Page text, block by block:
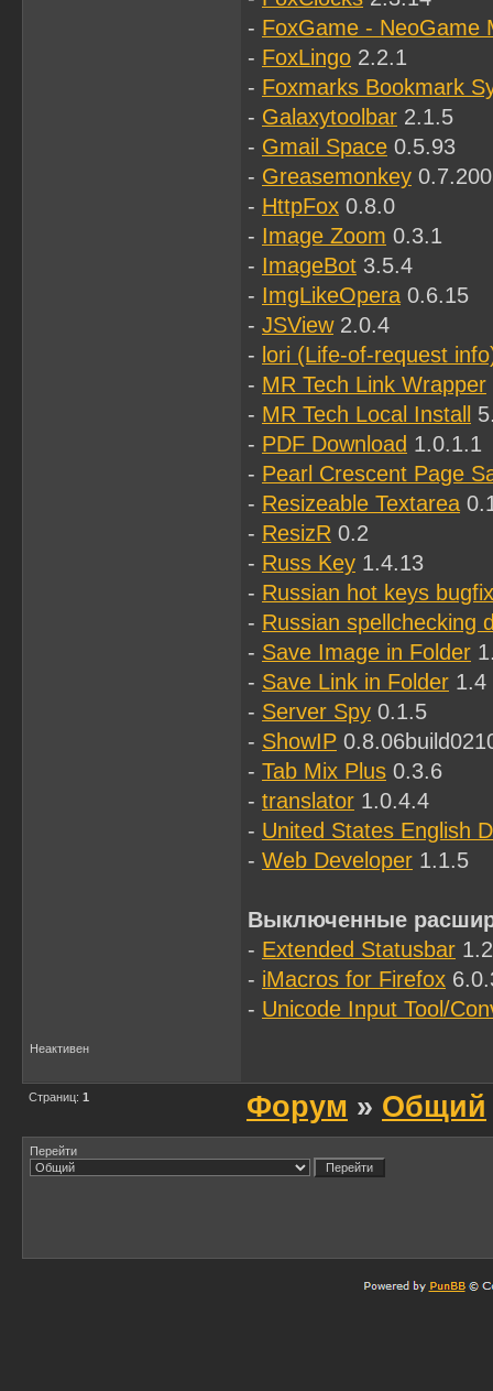
- FoxGame - NeoGame
- FoxLingo 2.2.1
- Foxmarks Bookmark
- Galaxytoolbar 2.1.5
- Gmail Space 0.5.93
- Greasemonkey
- HttpFox 0.8.0
- Image Zoom 0.3.1
- ImageBot 3.5.4
- ImgLikeOpera 0.6.15
- JSView2.0.4
- lori (Life-of-request
- MR Tech Link Wrapper
- MR Tech Local Install
- PDF Download 1.0.1.1
- Pearl Crescent Page
- Resizeable Textarea
- ResizR 0.2
- Russ Key 1.4.13
- Russian hot keys bugfix
- Russian spellchecking
- Save Image in Folder
- Save Link in Folder 1.4
- Server Spy 0.1.5
- ShowIP
- Tab Mix Plus 0.3.6
- translator 1.0.4.4
- United States English
- Web Developer 1.1.5
Выключенные
- Extended Statusbar
- iMacros for Firefox
- Unicode Input Tool/
Неактивен
Страниц: 1 Форум » Общий
Перейти